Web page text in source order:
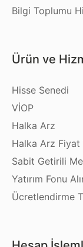
Bilgi Toplumu
Ürün ve
Hisse Senedi
VİOP
Halka Arz
Halka Arz Fiyat
Sabit Getirili
Yatırım Fonu
Ücretlendirme